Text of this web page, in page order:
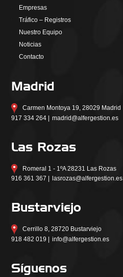
Empresas
Tráfico – Registros
Nuestro Equipo
Noticias
Contacto
Madrid
Carmen Montoya 19, 28029 Madrid
917 334 264 | madrid@alfergestion.es
Las Rozas
Romeral 1 - 1ºA 28231 Las Rozas
916 361 367 |
lasrozas@alfergestion.es
Bustarviejo
Cerrillo 8, 28720 Bustarviejo
918 482 019 | info@alfergestion.es
Síguenos